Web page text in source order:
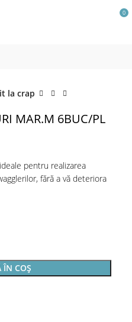
0
la crap
MAR.M 6BUC/PL
pentru realizarea
fără a vă deteriora
ÎN COȘ